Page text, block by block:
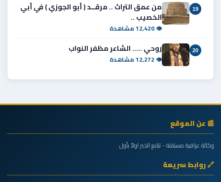
19
من عمق التراث .. مرقــد ( أبو الجوزي ) في أبي
الخصيب ..
👁 12,420 مشاهدة
20 روحي ..... الشاعر مظفر النواب
👁 12,272 مشاهدة
📰 عن الموقع
وكالة عراقية مستقلة - تتابع الخبر اولاً بأول
🔗 روابط سريعة